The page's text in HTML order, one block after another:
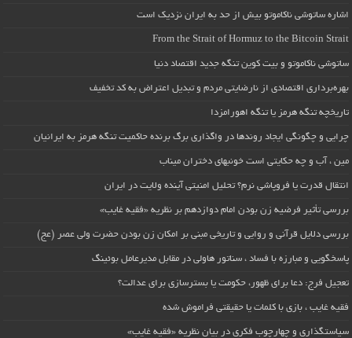
اشاره ساتوشی ناکاموتو بیش از حد به ایران نزدیک است
From the Strait of Hormuz to the Bitcoin Strait
ساتوشی ناکاموتو و بیت کوین تنگه جدید اقتصاد دنیا
بهره‌برداری اقتصادی از نارضایتی مردم و تبدیل اعتراض به کد تخفیف
تاریخچه تنگه هرمز یا تنگه اهورامزدا
چرایی و چگونگی ایجاد روندها در واگذاری برگ برنده حاکمیت تنگه هرمز به ایرانیان
مین ، آب و چه حکایتی است خونبهای دختران میناب
انتقال قدرت یا فروپاشی نرم؟ تحلیل امنیتی آینده ولایت در ایران
بررسی تأثیر فرضیه زن بودن امام دوازدهم بر نظریه «فقیه غایب»
بررسی دلایل قرآنی و روایی و تاریخی مبنی بر امکان زن بودن حضرت ولی عصر (عج)
پاسخگویی و مبارزه با فساد ، سناتور هاولی در مقابل مدیرعامل بوئینگ
تعجیل فرج: دعا برای ظهور، حکومت یا بسترسازی برای عدالت؟
فقیه غایب ، بازی با کلمات یا حقیقتی فراموش شده
سیاستگذاری و چهارچوب فکری در بیان نظریه «فقیه غایب»